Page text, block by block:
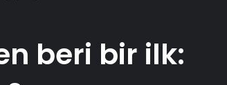
beri bir ilk: